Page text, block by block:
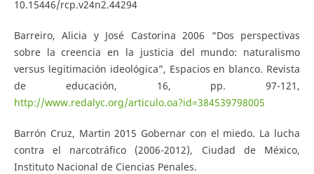
10.15446/rcp.v24n2.44294
Barreiro, Alicia y José Castorina 2006 “Dos perspectivas
sobre la creencia en la justicia del mundo: naturalismo
versus legitimación ideológica”, Espacios en blanco. Revista
de educación, 16, pp. 97-121,
http://www.redalyc.org/articulo.oa?id=384539798005
Barrón Cruz, Martin 2015 Gobernar con el miedo. La lucha
contra el narcotráfico (2006-2012), Ciudad de México,
Instituto Nacional de Ciencias Penales.